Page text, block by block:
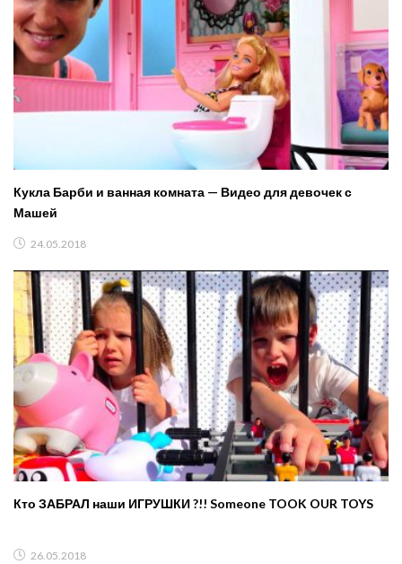
Кукла Барби и ванная комната — Видео для девочек с
Машей
24.05.2018
Кто ЗАБРАЛ наши ИГРУШКИ ?!! Someone TOOK OUR TOYS
26.05.2018